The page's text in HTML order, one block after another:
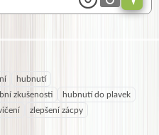
hubnutí
zkušenosti
hubnutí do plavek
zlepšení zácpy